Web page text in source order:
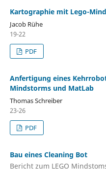
Kartographie mit Lego-
Jacob Rühe
19-22
PDF
Anfertigung eines
Mindstorms und MatLab
Thomas Schreiber
23-26
PDF
Bau eines Cleaning Bot
Bericht zum LEGO